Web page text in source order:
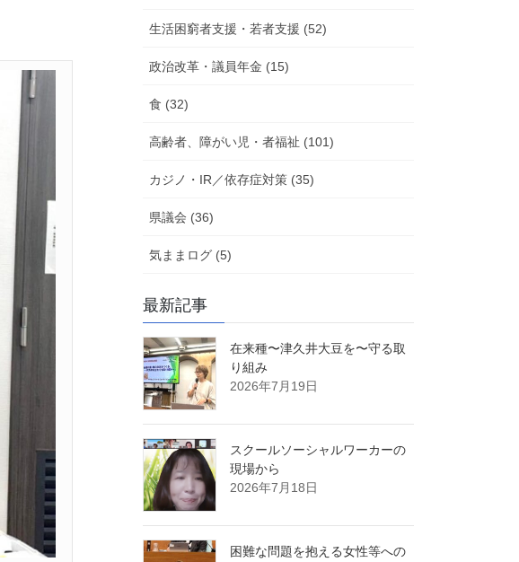
生活困窮者支援・若者支援 (52)
政治改革・議員年金 (15)
食 (32)
高齢者、障がい児・者福祉 (101)
カジノ・IR／依存症対策 (35)
県議会 (36)
気ままログ (5)
最新記事
在来種〜津久井大豆を〜守る取
り組み
2026年7月19日
スクールソーシャルワーカーの
現場から
2026年7月18日
困難な問題を抱える女性等への